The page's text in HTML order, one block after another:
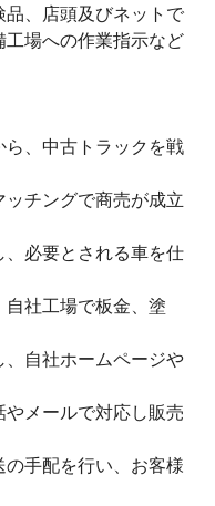
、店頭及びネットで
場への作業指示など
、中古トラックを戦
チングで商売が成立
必要とされる車を仕
社工場で板金、塗
自社ホームページや
メールで対応し販売
手配を行い、お客様